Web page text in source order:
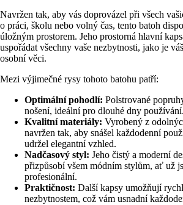
Navržen tak, aby vás doprovázel při všech
o práci, školu nebo volný čas, tento batoh
úložným prostorem. Jeho prostorná hlavní
uspořádat všechny vaše nezbytnosti, jako je
osobní věci.
Mezi výjimečné rysy tohoto batohu patří:
Optimální pohodlí: Polstrované
nošení, ideální pro dlouhé dny používání.
Kvalitní materiály: Vyrobený z
navržen tak, aby snášel každodenní
udržel elegantní vzhled.
Nadčasový styl: Jeho čistý a moderní
přizpůsobí všem módním stylům, ať už
profesionální.
Praktičnost: Další kapsy umožňují
nezbytnostem, což vám usnadní